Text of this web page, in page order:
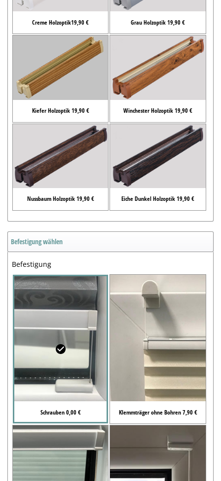
Creme Holzoptik19,90 € Grau Holzoptik 19,90 €
Kiefer Holzoptik 19,90 € Winchester Holzoptik 19,90 €
Nussbaum Holzoptik 19,90 € Eiche Dunkel Holzoptik 19,90 €
Befestigung wählen
Befestigung
Schrauben 0,00 € Klemmträger ohne Bohren 7,90 €